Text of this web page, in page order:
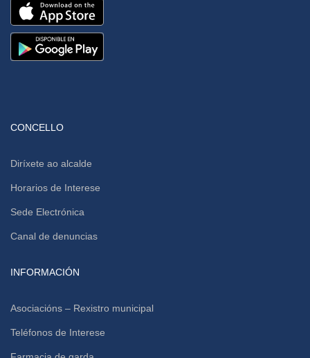
CONCELLO
Diríxete ao alcalde
Horarios de Interese
Sede Electrónica
Canal de denuncias
INFORMACIÓN
Asociacións – Rexistro municipal
Teléfonos de Interese